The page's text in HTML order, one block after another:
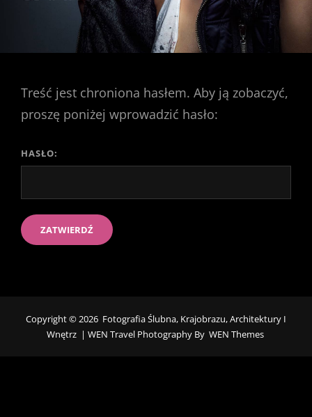
Treść jest chroniona hasłem. Aby ją zobaczyć,
proszę poniżej wprowadzić hasło:
HASŁO:
Copyright © 2026 Fotografia Ślubna, Krajobrazu, Architektury I
Wnętrz | WEN Travel Photography By WEN Themes